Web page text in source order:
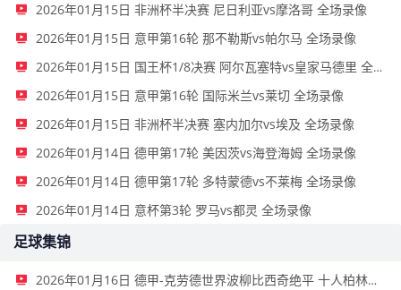
2026年01月15日 非洲杯半决赛 尼日利亚vs摩洛哥 全场录像
2026年01月15日 意甲第16轮 那不勒斯vs帕尔马 全场录像
2026年01月15日 国王杯1/8决赛 阿尔瓦塞特vs皇家马德里 全场录像
2026年01月15日 意甲第16轮 国际米兰vs莱切 全场录像
2026年01月15日 非洲杯半决赛 塞内加尔vs埃及 全场录像
2026年01月14日 德甲第17轮 美因茨vs海登海姆 全场录像
2026年01月14日 德甲第17轮 多特蒙德vs不莱梅 全场录像
2026年01月14日 意杯第3轮 罗马vs都灵 全场录像
足球集锦
2026年01月16日 德甲-克劳德世界波柳比西奇绝平 十人柏林联合1-1奥格斯堡